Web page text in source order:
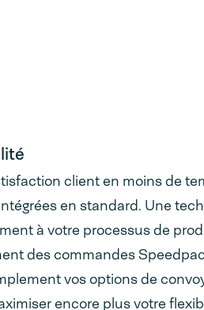
client en moins de
en standard. Une
à votre processus de
des commandes
vos options de
encore plus votre